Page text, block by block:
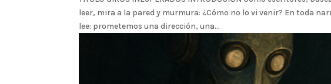
leer, mira a la pared y murmura: ¿Cómo no lo vi venir? En toda
lee: prometemos una dirección, una...